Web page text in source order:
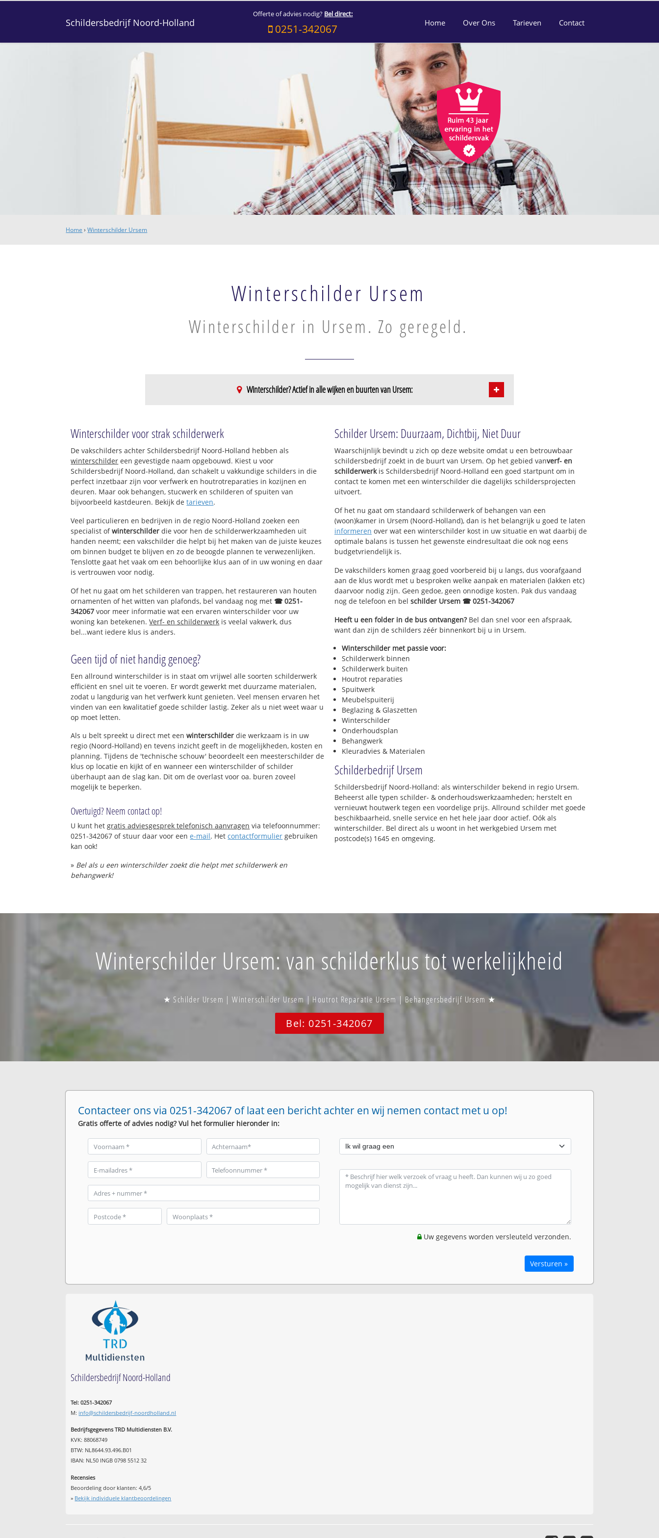
Schildersbedrijf Noord-Holland
Offerte of advies nodig? Bel direct:
0251-342067 Home Over Ons Tarieven Contact
Home ›Winterschilder Ursem
Winterschilder Ursem
Winterschilder in Ursem. Zo geregeld.
Winterschilder? Actief in alle wijken en buurten van Ursem:
Rustenburg
Noorddijk
Mijzer polder
Winterschilder voor strak schilderwerk
De vakschilders achter Schildersbedrijf Noord-Holland hebben als
winterschilder een gevestigde naam opgebouwd. Kiest u voor
Schildersbedrijf Noord-Holland, dan schakelt u vakkundige schilders in die
perfect inzetbaar zijn voor verfwerk en houtrotreparaties in kozijnen en
deuren. Maar ook behangen, stucwerk en schilderen of spuiten van
bijvoorbeeld kastdeuren. Bekijk detarieven.
Veel particulieren en bedrijven in de regio Noord-Holland zoeken een
specialist ofwinterschilder die voor hen de schilderwerkzaamheden uit
handen neemt; een vakschilder die helpt bij het maken van de juiste keuzes
om binnen budget te blijven en zo de beoogde plannen te verwezenlijken.
Tenslotte gaat het vaak om een behoorlijke klus aan of in uw woning en daar
is vertrouwen voor nodig.
Of het nu gaat om het schilderen van trappen, het restaureren van houten
ornamenten of het witten van plafonds, bel vandaag nog met ☎ 0251-
342067 voor meer informatie wat een ervaren winterschilder voor uw
woning kan betekenen.Verf- en schilderwerk is veelal vakwerk, dus
bel...want iedere klus is anders.
Geen tijd of niet handig genoeg?
Een allround winterschilder is in staat om vrijwel alle soorten schilderwerk
efficiënt en snel uit te voeren. Er wordt gewerkt met duurzame materialen,
zodat u langdurig van het verfwerk kunt genieten. Veel mensen ervaren het
vinden van een kwalitatief goede schilder lastig. Zeker als u niet weet waar u
op moet letten.
Als u belt spreekt u direct met eenwinterschilder die werkzaam is in uw
regio (Noord-Holland) en tevens inzicht geeft in de mogelijkheden, kosten en
planning. Tijdens de 'technische schouw' beoordeelt een meesterschilder de
klus op locatie en kijkt of en wanneer een winterschilder of schilder
überhaupt aan de slag kan. Dit om de overlast voor oa. buren zoveel
mogelijk te beperken.
Overtuigd? Neem contact op!
U kunt hetgratis adviesgesprek telefonisch aanvragen via telefoonnummer:
0251-342067 of stuur daar voor eene-mail. Hetcontactformulier gebruiken
kan ook!
» Bel als u een winterschilder zoekt die helpt met schilderwerk en
behangwerk!
Schilder Ursem: Duurzaam, Dichtbij, Niet Duur
Waarschijnlijk bevindt u zich op deze website omdat u een betrouwbaar
schildersbedrijf zoekt in de buurt van Ursem. Op het gebied vanverf- en
schilderwerkis Schildersbedrijf Noord-Holland een goed startpunt om in
contact te komen met een winterschilder die dagelijks schildersprojecten
uitvoert.
Of het nu gaat om standaard schilderwerk of behangen van een
(woon)kamer in Ursem (Noord-Holland), dan is het belangrijk u goed te laten
informeren over wat een winterschilder kost in uw situatie en wat daarbij de
optimale balans is tussen het gewenste eindresultaat die ook nog eens
budgetvriendelijk is.
De vakschilders komen graag goed voorbereid bij u langs, dus voorafgaand
aan de klus wordt met u besproken welke aanpak en materialen (lakken etc)
daarvoor nodig zijn. Geen gedoe, geen onnodige kosten. Pak dus vandaag
nog de telefoon en bel schilder Ursem ☎ 0251-342067
Heeft u een folder in de bus ontvangen?Bel dan snel voor een afspraak,
want dan zijn de schilders zéér binnenkort bij u in Ursem.
Winterschilder met passie voor:
Schilderwerk binnen
Schilderwerk buiten
Houtrot reparaties
Spuitwerk
Meubelspuiterij
Beglazing & Glaszetten
Winterschilder
Onderhoudsplan
Behangwerk
Kleuradvies & Materialen
Schilderbedrijf Ursem
Schildersbedrijf Noord-Holland: als winterschilder bekend in regio Ursem.
Beheerst alle typen schilder- & onderhoudswerkzaamheden; herstelt en
vernieuwt houtwerk tegen een voordelige prijs. Allround schilder met goede
beschikbaarheid, snelle service en het hele jaar door actief. Oók als
winterschilder. Bel direct als u woont in het werkgebied Ursem met
postcode(s) 1645 en omgeving.
Winterschilder Ursem: van schilderklus tot werkelijkheid
★ Schilder Ursem | Winterschilder Ursem | Houtrot Reparatie Ursem | Behangersbedrijf Ursem ★
Bel: 0251-342067
Contacteer ons via 0251-342067 of laat een bericht achter en wij nemen contact met u op!
Gratis offerte of advies nodig? Vul het formulier hieronder in:
Uw gegevens worden versleuteld verzonden.
Versturen »
Schildersbedrijf Noord-Holland
Tel: 0251-342067
M: info@schildersbedrijf-noordholland.nl
Bedrijfsgegevens TRD Multidiensten B.V.
KVK: 88068749
BTW: NL8644.93.496.B01
IBAN: NL50 INGB 0798 5512 32
Recensies
Beoordeling door klanten:4,6/5
» Bekijk individuele klantbeoordelingen